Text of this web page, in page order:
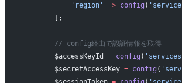
            'region'
=> config (
        ];
        // config経由で認証情報を取得
        $accessKeyId
= config (
        $secretAccessKey
= config (